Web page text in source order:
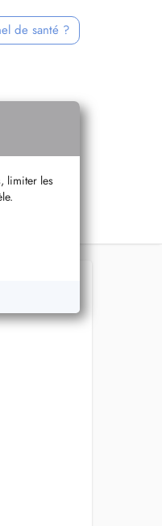
de santé ?
limiter les